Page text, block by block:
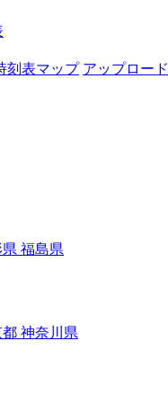
刻表マップ アップロード
福島県
都 神奈川県